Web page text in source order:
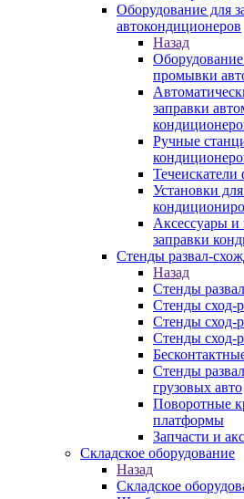
Оборудование для
автокондиционеров
Назад
промывки
заправки
Ручные
Течеискатели
Установки
Аксессуары и
заправки
Стенды развал-
Назад
Стенды
Стенды сход-
Стенды сход-
Стенды сход-
Стенды
грузовых авто
Поворотные
платформы
Запчасти и
Складское оборудование
Назад
Складское